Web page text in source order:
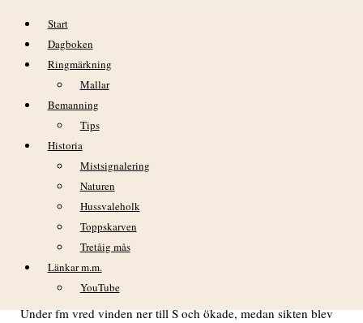
Hoppa till innehåll
Start
Dagboken
Ringmärkning
Mallar
Bemanning
Tips
Historia
Mistsignalering
Naturen
Hussvaleholk
Toppskarven
Tretåig mås
Länkar m.m.
YouTube
DAGBOK NIDINGENS FÅGELSTATION
– FREDAG 1 NOVEMBER 2019
DAGBOK NIDINGENS FÅGELSTATION – FREDAG 1
NOVEMBER 2019
VÄDER
Mulen och mild natt med måttlig SV och mycket god sikt.
Under fm vred vinden ner till S och ökade, medan sikten blev